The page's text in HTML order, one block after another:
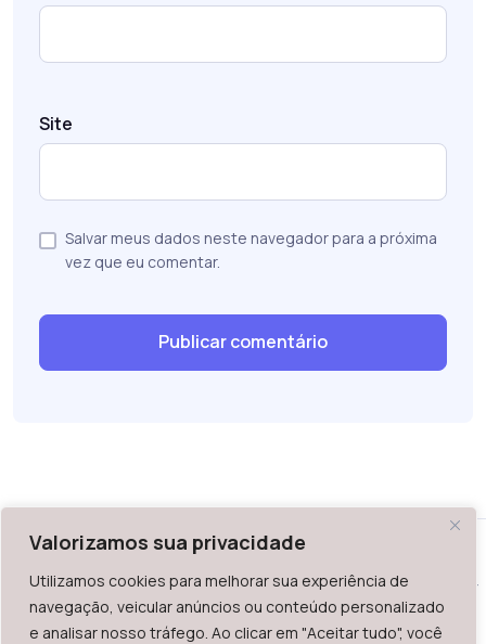
Valorizamos sua privacidade
Utilizamos cookies para melhorar sua experiência de
navegação, veicular anúncios ou conteúdo personalizado
e analisar nosso tráfego. Ao clicar em "Aceitar tudo", você
Site
Salvar meus dados neste navegador para a próxima
vez que eu comentar.
WAZ - Av. do Contorno 2939, lojas 1 a 7, Belo Horizonte, MG -
Brasil. CEP: 30.110-013
Telefone: +55 (31) 2126-6666 | CNPJ: 06.036.939/0001-92